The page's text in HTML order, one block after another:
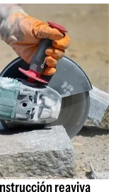
reaviva